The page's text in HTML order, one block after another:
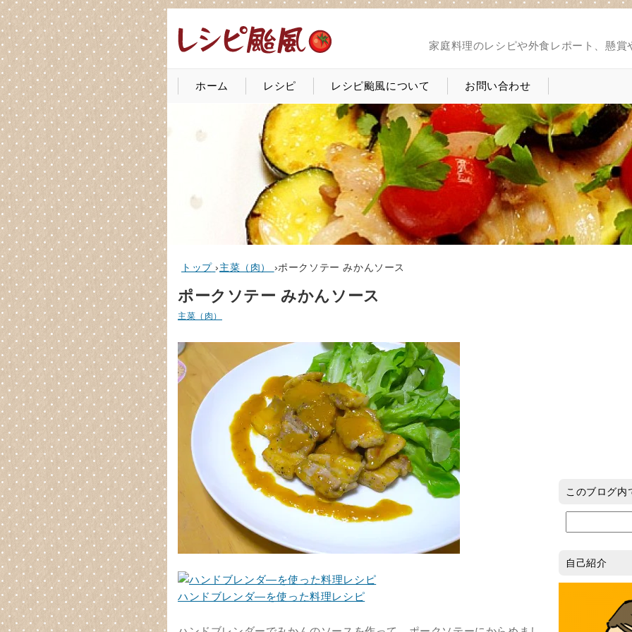
家庭料理のレシピや外食レポート、懸
ホーム レシピ レシピ颱風について お問い合わせ
トップ ›主菜（肉） ›ポークソテー みかんソース
ポークソテー みかんソース
主菜（肉）
ハンドブレンダ―を使った料理レシピ
このブログ内
自己紹介